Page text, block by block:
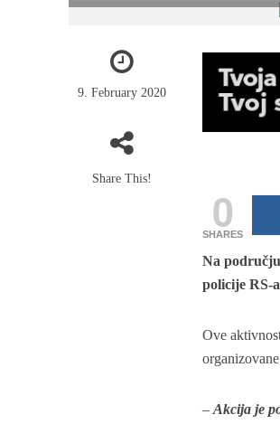
9. February 2020
Share This!
0
SHARES
Na
policije RS-
Ove
–Akcija je